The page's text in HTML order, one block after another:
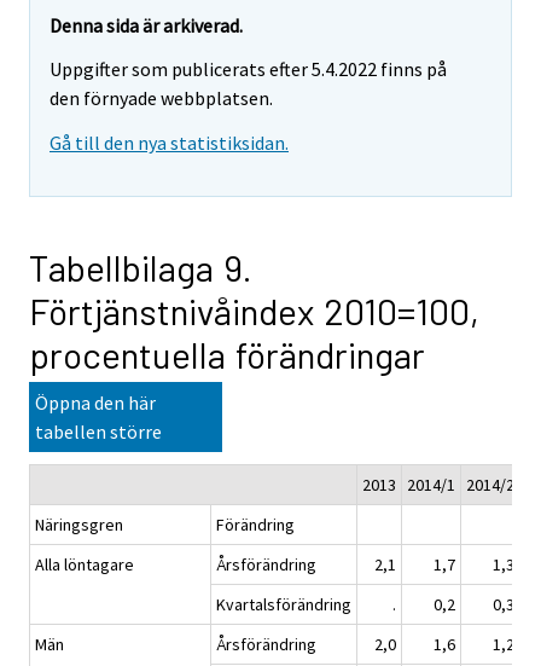
Denna sida är arkiverad.
Uppgifter som publicerats efter 5.4.2022 finns på
den förnyade webbplatsen.
Gå till den nya statistiksidan.
Tabellbilaga 9.
Förtjänstnivåindex 2010=100,
procentuella förändringar
Öppna den här
tabellen större
2013 2014/1 2014/2
Näringsgren
Förändring
Alla löntagare
Årsförändring 2,1 1,7
1,3
Kvartalsförändring
. 0,2
0,3
Män
Årsförändring 2,0 1,6
1,2